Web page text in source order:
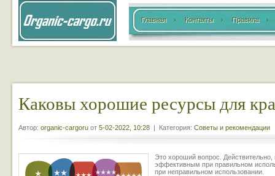
Главная Контакты Правила
Каковы хорошие ресурсы для
Автор: organic-cargoru от 5-02-2022, 10:28 | Категория: Советы и рекомендации
Это хороший вопрос.
эффективным при правильном
при неправильном использовании.